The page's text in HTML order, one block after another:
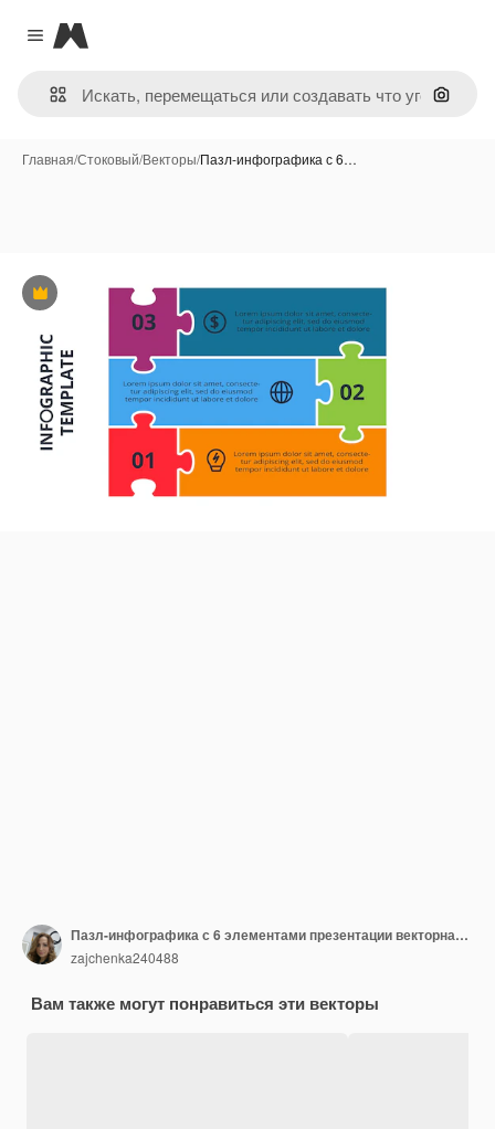
Close menu
Magnific
Поиск
Главная/Стоковый/Векторы/Пазл-инфографика с 6…
Премиум
Пазл-инфографика с 6 элементами презентации векторная иллюстрация Шаблон для веб-сайта
zajchenka240488
Вам также могут понравиться эти векторы